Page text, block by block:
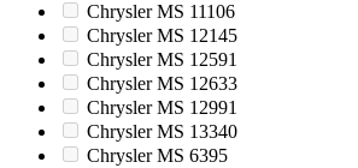
Chrysler MS 11106
Chrysler MS 12145
Chrysler MS 12591
Chrysler MS 12633
Chrysler MS 12991
Chrysler MS 13340
Chrysler MS 6395